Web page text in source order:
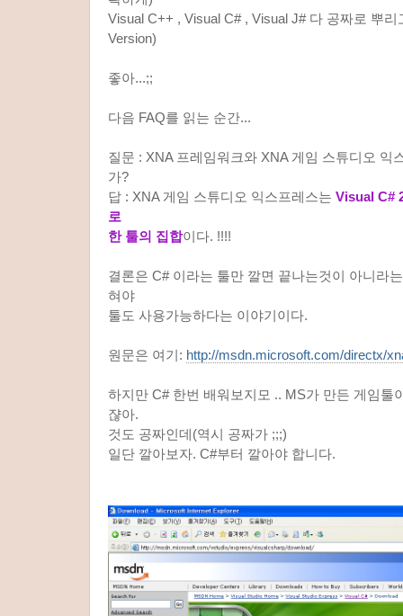
Visual C++ , Visual C# , Visual J# 다 공짜로 뿌
Version)
좋아...;;
다음 FAQ를 읽는 순간...
질문 : XNA 프레임워크와 XNA 게임 스튜디오 익
가?
답 : XNA 게임 스튜디오 익스프레스는 Visual C#
로
한 툴의 집합이다. !!!!
결론은 C# 이라는 툴만 깔면 끝나는것이 아니라
혀야
툴도 사용가능하다는 이야기이다.
원문은 여기: http://msdn.microsoft.com/directx/
하지만 C# 한번 배워보지모 .. MS가 만든 게임툴
쟎아.
것도 공짜인데(역시 공짜가 ;;;)
일단 깔아보자. C#부터 깔아야 합니다.